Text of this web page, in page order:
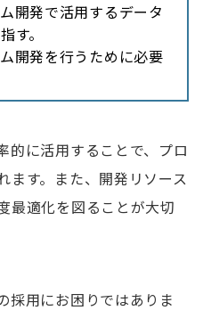
解消する方法
スを補う
る
開発で活用するデータ
す。
開発を行うために必要
的に活用することで、プロ
ます。また、開発リソース
最適化を図ることが大切
採用にお困りではありま